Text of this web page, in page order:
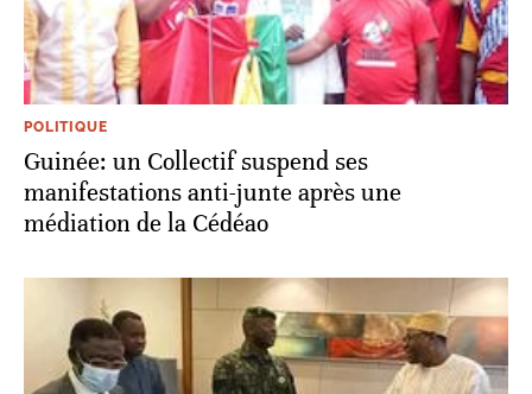
POLITIQUE
Guinée: un Collectif suspend ses
manifestations anti-junte après une
médiation de la Cédéao